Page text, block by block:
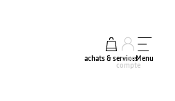
achats & services
mon
compte
Menu